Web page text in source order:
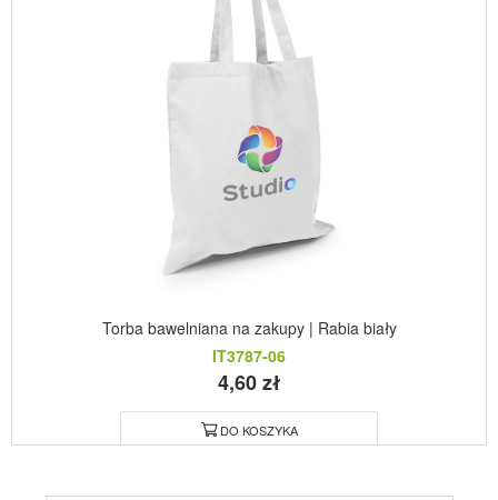
Torba bawelniana na zakupy | Rabia biały
IT3787-06
4,60 zł
DO KOSZYKA